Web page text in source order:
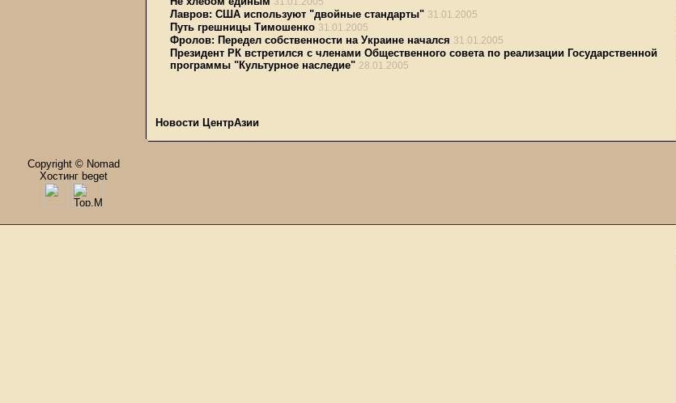
Лавров: США используют "двойные стандарты" 31.01.2005
Путь грешницы Тимошенко 31.01.2005
Фролов: Передел собственности на Украине начался 31.01.2005
Президент РК встретился с членами Общественного совета по реализации Государственной
программы "Культурное наследие" 28.01.2005
Новости ЦентрАзии
Copyright © Nomad
Хостинг beget